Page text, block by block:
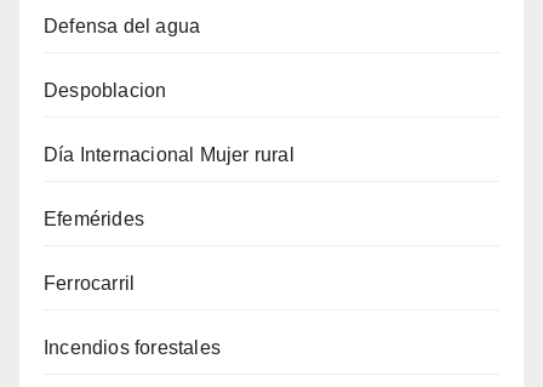
Defensa del agua
Despoblacion
Día Internacional Mujer rural
Efemérides
Ferrocarril
Incendios forestales